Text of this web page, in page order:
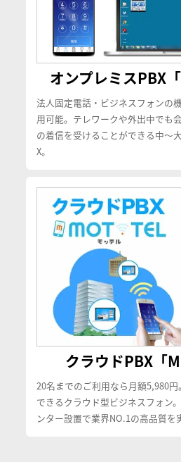
オンプレミスPBX「
法人固定電話・ビジネスフォンの
用可能。テレワークや外出中でも
の着信を受けることができる中〜
X。
クラウドPBX「
20名までのご利用なら月額5,980
できるクラウド型ビジネスフォン
ンター設置で業界NO.1の高品質を